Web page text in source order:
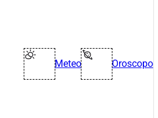
Meteo Oroscopo